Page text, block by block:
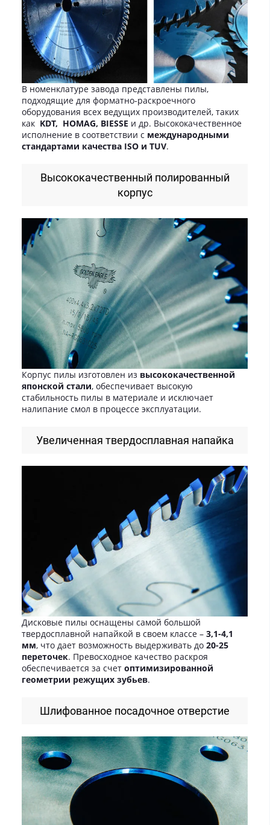
В номенклатуре завода представлены пилы,
подходящие для форматно-раскроечного
оборудования всех ведущих производителей, таких
как KDT, HOMAG, BIESSE и др. Высококачественное
исполнение в соответствии с международными
стандартами качества ISO и TUV.
Высококачественный полированный
корпус
Корпус пилы изготовлен из высококачественной
японской стали, обеспечивает высокую
стабильность пилы в материале и исключает
налипание смол в процессе эксплуатации.
Увеличенная твердосплавная напайка
Дисковые пилы оснащены самой большой
твердосплавной напайкой в своем классе – 3,1-4,1
мм, что дает возможность выдерживать до 20-25
переточек. Превосходное качество раскроя
обеспечивается за счет оптимизированной
геометрии режущих зубьев.
Шлифованное посадочное отверстие